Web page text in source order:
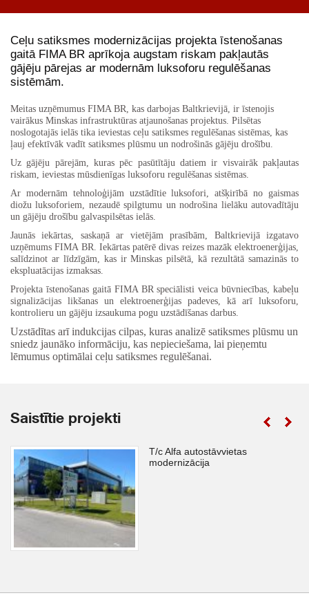
Ceļu satiksmes modernizācijas projekta īstenošanas
gaitā FIMA BR aprīkoja augstam riskam pakļautās
gājēju pārejas ar modernām luksoforu regulēšanas
sistēmām.
Meitas uzņēmumus FIMA BR, kas darbojas Baltkrievijā, ir īstenojis
vairākus Minskas infrastruktūras atjaunošanas projektus. Pilsētas
noslogotajās ielās tika ieviestas ceļu satiksmes regulēšanas sistēmas, kas
ļauj efektīvāk vadīt satiksmes plūsmu un nodrošinās gājēju drošību.
Uz gājēju pārejām, kuras pēc pasūtītāju datiem ir visvairāk pakļautas
riskam, ieviestas mūsdienīgas luksoforu regulēšanas sistēmas.
Ar modernām tehnoloģijām uzstādītie luksofori, atšķirībā no gaismas
diožu luksoforiem, nezaudē spilgtumu un nodrošina lielāku autovadītāju
un gājēju drošību galvaspilsētas ielās.
Jaunās iekārtas, saskaņā ar vietējām prasībām, Baltkrievijā izgatavo
uzņēmums FIMA BR. Iekārtas patērē divas reizes mazāk elektroenerģijas,
salīdzinot ar līdzīgām, kas ir Minskas pilsētā, kā rezultātā samazinās to
ekspluatācijas izmaksas.
Projekta īstenošanas gaitā FIMA BR speciālisti veica būvniecības, kabeļu
signalizācijas likšanas un elektroenerģijas padeves, kā arī luksoforu,
kontrolieru un gājēju izsaukuma pogu uzstādīšanas darbus.
Uzstādītas arī indukcijas cilpas, kuras analizē satiksmes plūsmu un
sniedz jaunāko informāciju, kas nepieciešama, lai pieņemtu
lēmumus optimālai ceļu satiksmes regulēšanai.
Saistītie projekti
T/c Alfa autostāvvietas
modernizācija